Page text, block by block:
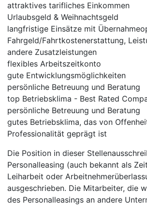
attraktives tarifliches Einkommen
Urlaubsgeld & Weihnachtsgeld
langfristige Einsätze mit
Fahrgeld/Fahrtkostenerstattung,
andere Zusatzleistungen
flexibles Arbeitszeitkonto
gute Entwicklungsmöglichkeiten
persönliche Betreuung und Beratung
top Betriebsklima - Best Rated
persönliche Betreuung und Beratung
gutes Betriebsklima, das von
Professionalität geprägt ist
Die Position in dieser
Personalleasing (auch bekannt als
Leiharbeit oder
ausgeschrieben. Die Mitarbeiter, die
des Personalleasings an andere